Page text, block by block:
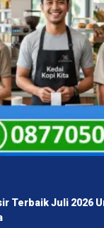
Terbaik Juli 2026